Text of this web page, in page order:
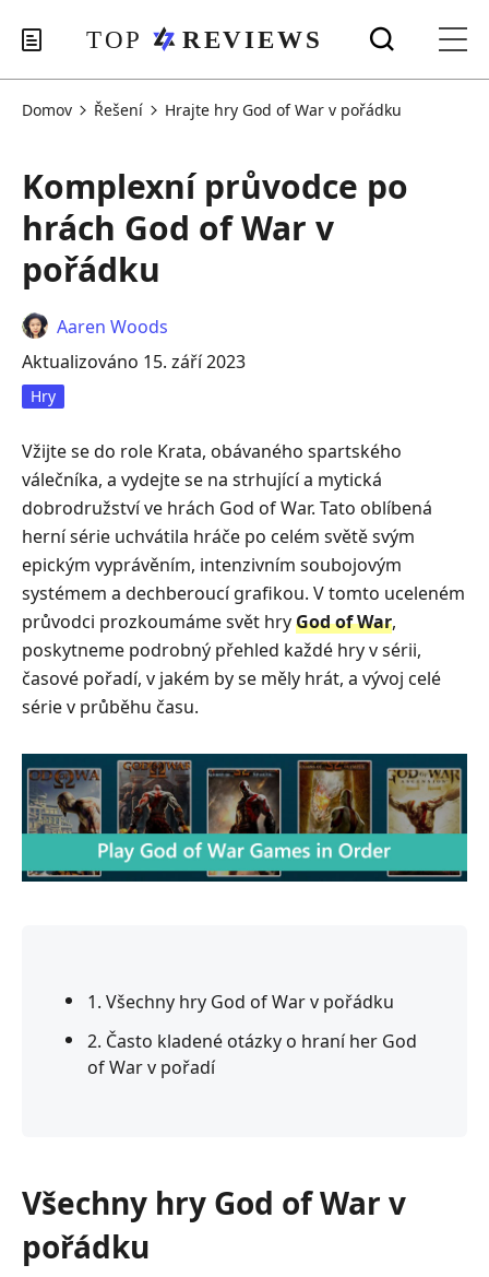
Domov Řešení Hrajte hry God of War v pořádku
Komplexní průvodce po
hrách God of War v
pořádku
Aaren Woods
Aktualizováno 15. září 2023
Hry
Vžijte se do role Krata, obávaného spartského
válečníka, a vydejte se na strhující a mytická
dobrodružství ve hrách God of War. Tato oblíbená
herní série uchvátila hráče po celém světě svým
epickým vyprávěním, intenzivním soubojovým
systémem a dechberoucí grafikou. V tomto uceleném
průvodci prozkoumáme svět hryGod of War,
poskytneme podrobný přehled každé hry v sérii,
časové pořadí, v jakém by se měly hrát, a vývoj celé
série v průběhu času.
1. Všechny hry God of War v pořádku
2. Často kladené otázky o hraní her God
of War v pořadí
Všechny hry God of War v
pořádku